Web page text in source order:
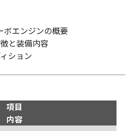
ボエンジンの概要
と装備内容
ション
項目
内容